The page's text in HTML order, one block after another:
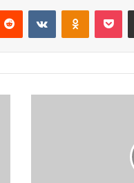
Reddit VKontakte